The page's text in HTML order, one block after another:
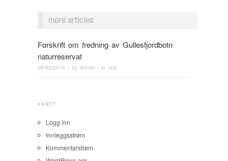
more articles
Forskrift om fredning av Gullesfjordbotn
naturreservat
06/03/2015 / by Admin / in Info
ANNET
Logg inn
Innleggsstrøm
Kommentarstrøm